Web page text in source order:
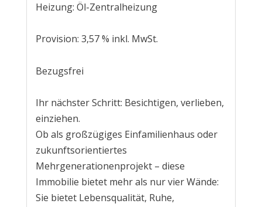
Heizung: Öl-Zentralheizung
Provision: 3,57 % inkl. MwSt.
Bezugsfrei
Ihr nächster Schritt: Besichtigen, verlieben,
einziehen.
Ob als großzügiges Einfamilienhaus oder
zukunftsorientiertes
Mehrgenerationenprojekt – diese
Immobilie bietet mehr als nur vier Wände:
Sie bietet Lebensqualität, Ruhe,